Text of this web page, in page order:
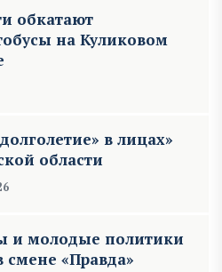
обкатают
на Куликовом
в лицах»
области
и молодые политики
смене «Правда»